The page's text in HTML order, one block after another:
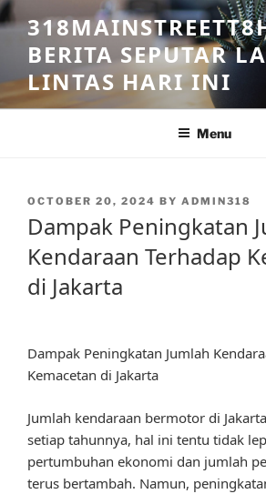
Skip
to
contentBERITA SEPUTAR
LINTAS HARI INI
Menu
POSTED
OCTOBER 20, 2024 BY ADMIN318
Dampak Peningkatan
Kendaraan Terhadap
di Jakarta
Dampak Peningkatan Jumlah
Kemacetan di Jakarta
Jumlah kendaraan bermotor di
setiap tahunnya, hal ini tentu tidak
pertumbuhan ekonomi dan jumlah
terus bertambah. Namun,